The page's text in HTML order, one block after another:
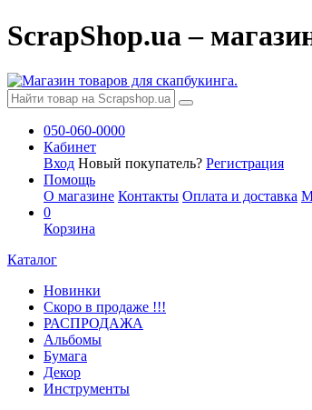
ScrapShop.ua –
050-060-0000
Кабинет
Вход Новый покупатель? Регистрация
Помощь
О магазине Контакты Оплата и доставка
0
Корзина
Каталог
Новинки
Скоро в продаже !!!
РАСПРОДАЖА
Альбомы
Бумага
Декор
Инструменты